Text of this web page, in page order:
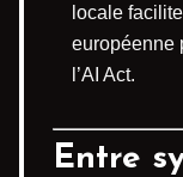
locale
européenne
l’AI Act.
Entre